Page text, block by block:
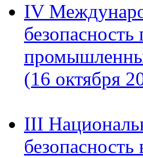
IV
безопасность
(16 октября
III